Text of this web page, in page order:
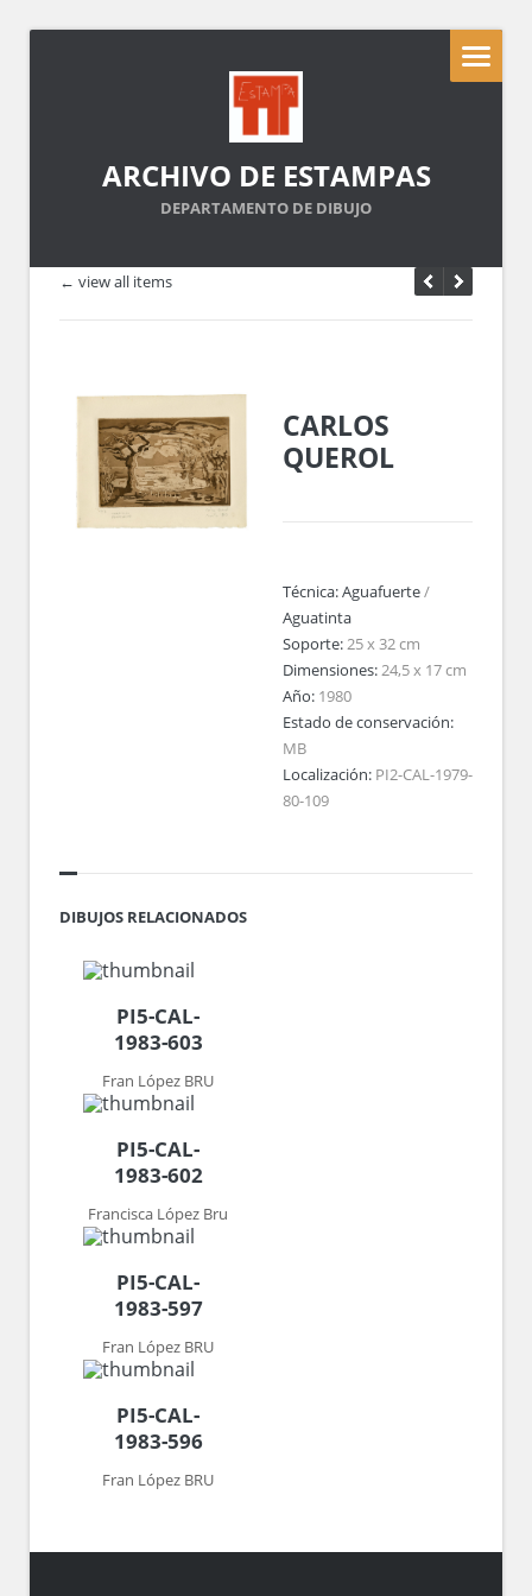
ARCHIVO DE ESTAMPAS
DEPARTAMENTO DE DIBUJO
← view all items
CARLOS
QUEROL
Técnica:Aguafuerte/
Aguatinta
Soporte:25 x 32 cm
Dimensiones:24,5 x 17 cm
Año: 1980
Estado de conservación:
MB
Localización: PI2-CAL-1979-
80-109
DIBUJOS RELACIONADOS
PI5-CAL-
1983-603
Fran López BRU
PI5-CAL-
1983-602
Francisca López Bru
PI5-CAL-
1983-597
Fran López BRU
PI5-CAL-
1983-596
Fran López BRU